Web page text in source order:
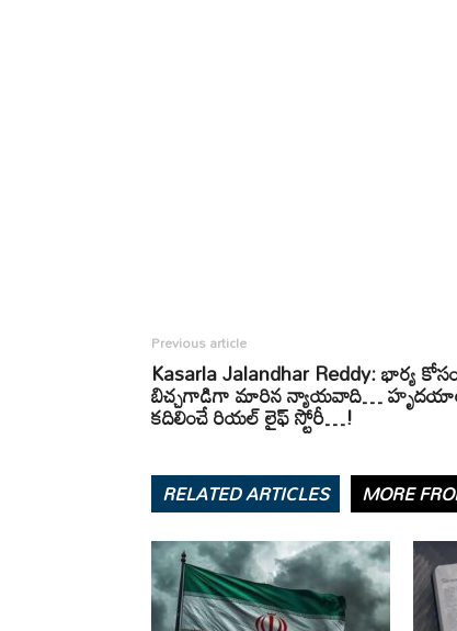
Previous article
Kasarla Jalandhar Reddy: భార్య
బిచ్చగాడిగా మారిన న్యాయవాది…
కదిలించే రియల్ లైఫ్ స్టోరీ…!
RELATED ARTICLES MORE